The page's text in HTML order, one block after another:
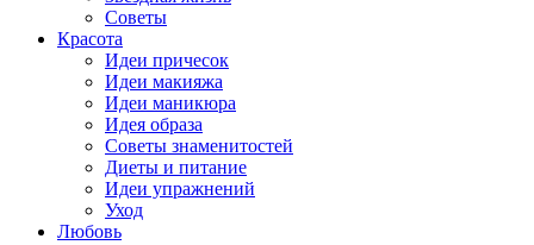
Советы
Красота
Идеи причесок
Идеи макияжа
Идеи маникюра
Идея образа
Советы знаменитостей
Диеты и питание
Идеи упражнений
Уход
Любовь